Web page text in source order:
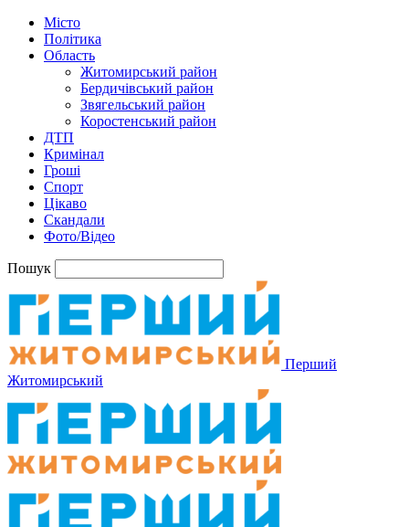
Місто
Політика
Область
Житомирський район
Бердичівський район
Звягельський район
Коростенський район
ДТП
Кримінал
Гроші
Спорт
Цікаво
Скандали
Фото/Відео
Пошук
Перший
Житомирський